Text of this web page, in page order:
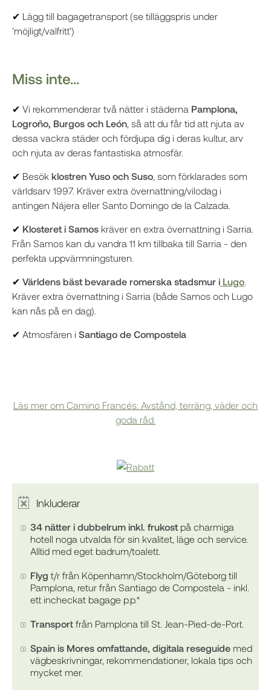
✔ Lägg till bagagetransport (se tilläggspris under
'möjligt/valfritt')
Miss inte...
✔ Vi rekommenderar två nätter i städerna Pamplona,
Logroño, Burgos och León , så att du får tid att njuta av
dessa vackra städer och fördjupa dig i deras kultur, arv
och njuta av deras fantastiska atmosfär.
✔ Besök klostren Yuso och Suso , som förklarades som
världsarv 1997. Kräver extra övernattning/vilodag i
antingen Nájera eller Santo Domingo de la Calzada.
✔ Klosteret i Samos kräver en extra övernattning i Sarria.
Från Samos kan du vandra 11 km tillbaka till Sarria - den
perfekta uppvärmningsturen.
✔ Världens bäst bevarade romerska stadsmur i Lugo
Kräver extra övernattning i Sarria (både Samos och Lugo
kan nås på en dag).
✔ Atmosfären i Santiago de Compostela
Läs mer om Camino Francés: Avstånd, terräng, väder och
goda råd.
Inkluderar
34 nätter i dubbelrum inkl. frukost på charmiga
hotell noga utvalda för sin kvalitet, läge och service.
Alltid med eget badrum/toalett.
Flyg t/r från Köpenhamn/Stockholm/Göteborg till
Pamplona, retur från Santiago de Compostela - inkl.
ett incheckat bagage p.p.*
Transport från Pamplona till St. Jean-Pied-de-Port.
Spain is Mores omfattande, digitala reseguide med
vägbeskrivningar, rekommendationer, lokala tips och
mycket mer.